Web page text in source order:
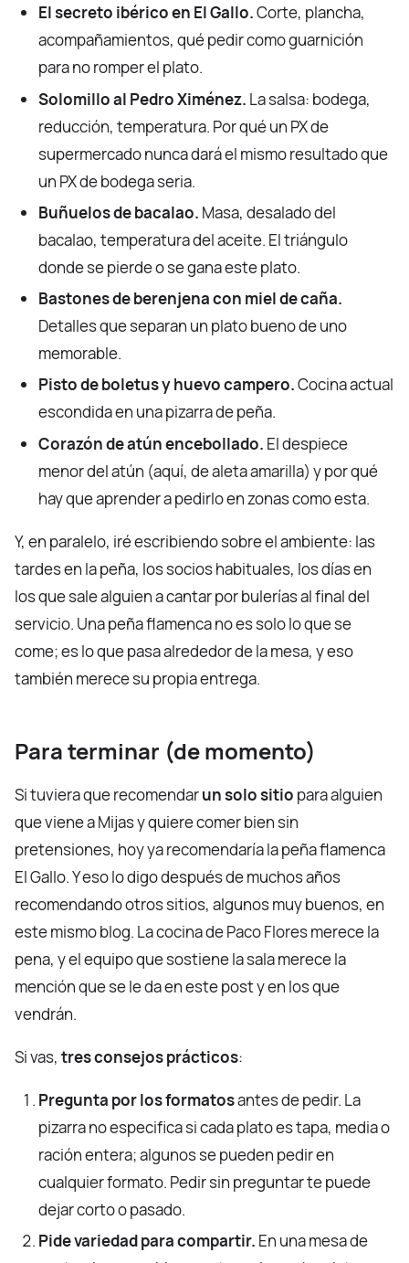
El secreto ibérico en El Gallo.Corte, plancha,
acompañamientos, qué pedir como guarnición
para no romper el plato.
Solomillo al Pedro Ximénez. La salsa: bodega,
reducción, temperatura. Por qué un PX de
supermercado nunca dará el mismo resultado que
un PX de bodega seria.
Buñuelos de bacalao. Masa, desalado del
bacalao, temperatura del aceite. El triángulo
donde se pierde o se gana este plato.
Bastones de berenjena con miel de caña.
Detalles que separan un plato bueno de uno
memorable.
Pisto de boletus y huevo campero.Cocina actual
escondida en una pizarra de peña.
Corazón de atún encebollado. El despiece
menor del atún (aquí, de aleta amarilla) y por qué
hay que aprender a pedirlo en zonas como esta.
Y, en paralelo, iré escribiendo sobre el ambiente: las
tardes en la peña, los socios habituales, los días en
los que sale alguien a cantar por bulerías al final del
servicio. Una peña flamenca no es solo lo que se
come; es lo que pasa alrededor de la mesa, y eso
también merece su propia entrega.
Para terminar (de momento)
Si tuviera que recomendarun solo sitio para alguien
que viene a Mijas y quiere comer bien sin
pretensiones, hoy ya recomendaría la peña flamenca
El Gallo. Y eso lo digo después de muchos años
recomendando otros sitios, algunos muy buenos, en
este mismo blog. La cocina de Paco Flores merece la
pena, y el equipo que sostiene la sala merece la
mención que se le da en este post y en los que
vendrán.
Si vas, tres consejos prácticos:
Pregunta por los formatosantes de pedir. La
pizarra no especifica si cada plato es tapa, media o
ración entera; algunos se pueden pedir en
cualquier formato. Pedir sin preguntar te puede
dejar corto o pasado.
Pide variedad para compartir. En una mesa de